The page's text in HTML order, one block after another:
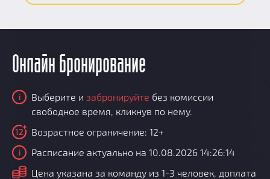
Онлайн бронирование
i Выберите и забронируйте без комиссии
свободное время, кликнув по нему.
12 Возрастное ограничение: 12+
i Расписание актуально на 10.08.2026 14:26:14
i
Цена указана за команду из 1-3 человек, доплата